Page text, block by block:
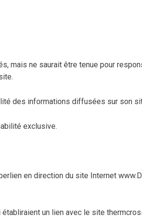
ne saurait être tenue pour
des informations diffusées sur son
exclusive.
en direction du site Internet
un lien avec le site